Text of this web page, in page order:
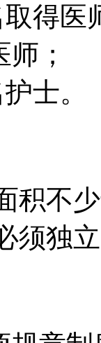
取得
；
士。
不少
独